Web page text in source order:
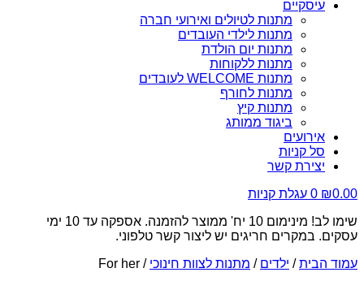
עיסקיים
מתנות לטיולים ואירועי חברה
מתנות לילדי העובדים
מתנות יום הולדת
מתנות ללקוחות
מתנות WELCOME לעובדים
מתנות לחורף
מתנות קיץ
ביגוד ממותג
אירועים
סל קניות
יצירת קשר
₪0.00
0 עגלת קניות
שימו לב! מינימום 10 יח' ממוצר להזמנה. אספקה עד 10 ימי
עסקים. במקרים חריגים יש ליצור קשר טלפוני.
עמוד הבית/ ילדים / מתנות לצוות חינוכי / For her